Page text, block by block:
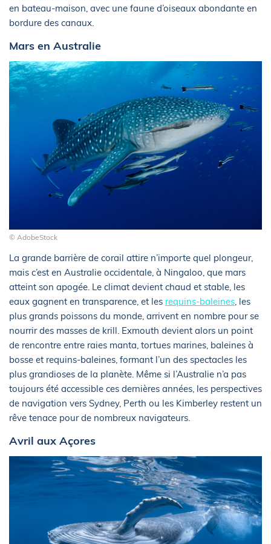
en bateau-maison, avec une faune d’oiseaux abondante en
bordure des canaux.
Mars en Australie
© AdobeStock
La grande barrière de corail attire n’importe quel plongeur,
mais c’est en Australie occidentale, à Ningaloo, que mars
atteint son apogée. Le climat devient chaud et stable, les
eaux gagnent en transparence, et les requins-baleines, les
plus grands poissons du monde, arrivent en nombre pour se
nourrir des masses de krill. Exmouth devient alors un point
de rencontre entre raies manta, tortues marines, baleines à
bosse et requins-baleines, formant l’un des spectacles les
plus grandioses de la planète. Même si l’Australie n’a pas
toujours été accessible ces dernières années, les perspectives
de navigation vers Sydney, Perth ou les Kimberley restent un
rêve tenace pour de nombreux navigateurs.
Avril aux Açores